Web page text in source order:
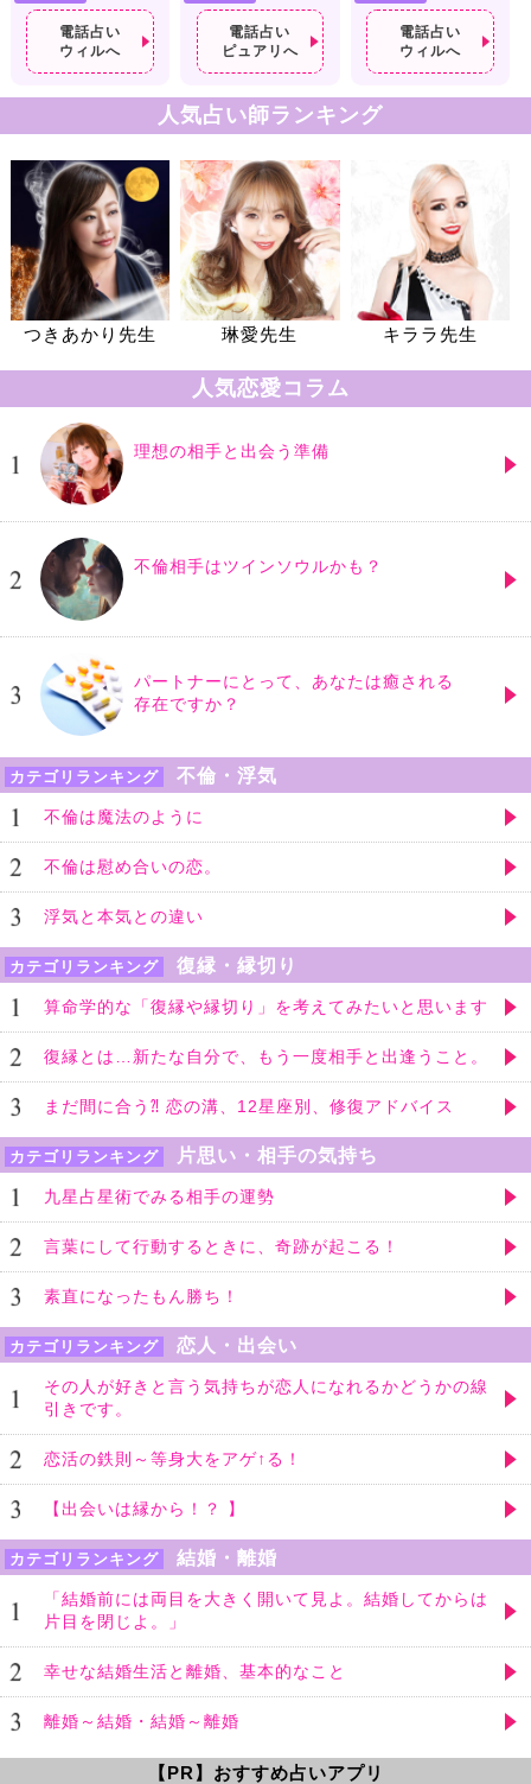
電話占い
ウィルへ
電話占い
ピュアリへ
電話占い
ウィルへ
人気占い師ランキング
つきあかり先生 琳愛先生 キララ先生
人気恋愛コラム
理想の相手と出会う準備
不倫相手はツインソウルかも？
パートナーにとって、あなたは癒される
存在ですか？
カテゴリランキング 不倫・浮気
不倫は魔法のように
不倫は慰め合いの恋。
浮気と本気との違い
カテゴリランキング 復縁・縁切り
算命学的な「復縁や縁切り」を考えてみたいと思います
復縁とは…新たな自分で、もう一度相手と出逢うこと。
まだ間に合う⁈ 恋の溝、12星座別、修復アドバイス
カテゴリランキング 片思い・相手の気持ち
九星占星術でみる相手の運勢
言葉にして行動するときに、奇跡が起こる！
素直になったもん勝ち！
カテゴリランキング 恋人・出会い
その人が好きと言う気持ちが恋人になれるかどうかの線
引きです。
恋活の鉄則～等身大をアゲ↑る！
【出会いは縁から！？ 】
カテゴリランキング 結婚・離婚
「結婚前には両目を大きく開いて見よ。結婚してからは
片目を閉じよ。」
幸せな結婚生活と離婚、基本的なこと
離婚～結婚・結婚～離婚
【PR】おすすめ占いアプリ